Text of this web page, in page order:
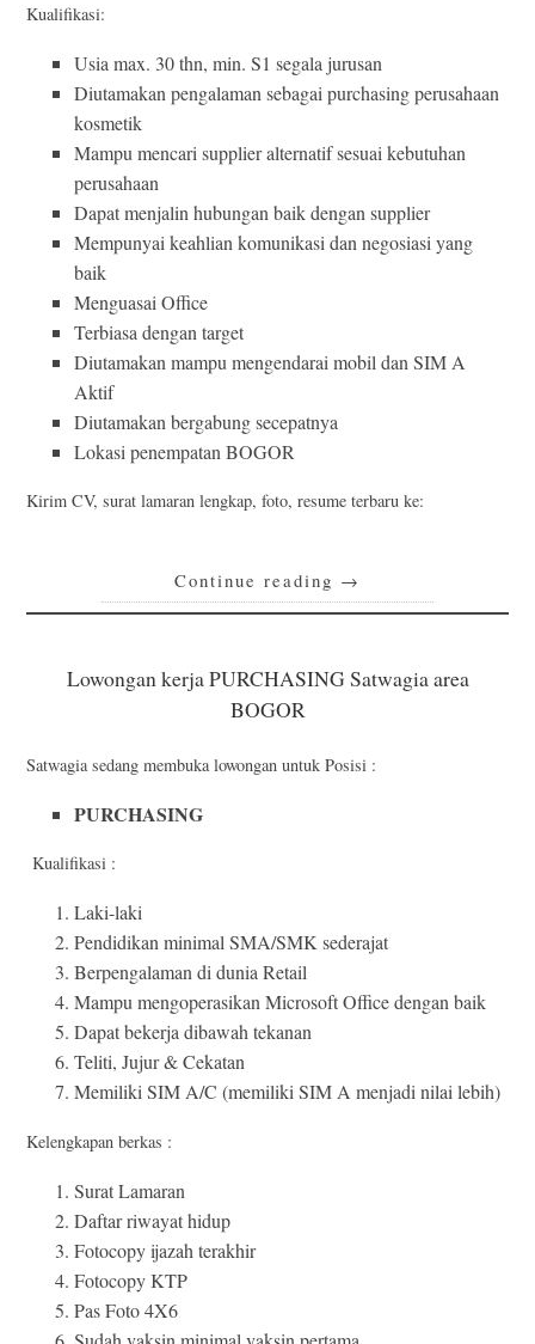
Kualifikasi:
Usia max. 30 thn, min. S1 segala jurusan
Diutamakan pengalaman sebagai purchasing perusahaan
kosmetik
Mampu mencari supplier alternatif sesuai kebutuhan
perusahaan
Dapat menjalin hubungan baik dengan supplier
Mempunyai keahlian komunikasi dan negosiasi yang
baik
Menguasai Office
Terbiasa dengan target
Diutamakan mampu mengendarai mobil dan SIM A
Aktif
Diutamakan bergabung secepatnya
Lokasi penempatan BOGOR
Kirim CV, surat lamaran lengkap, foto, resume terbaru ke:
Continue reading →
Lowongan kerja PURCHASING Satwagia area
BOGOR
Satwagia sedang membuka lowongan untuk Posisi :
PURCHASING
Kualifikasi :
Laki-laki
Pendidikan minimal SMA/SMK sederajat
Berpengalaman di dunia Retail
Mampu mengoperasikan Microsoft Office dengan baik
Dapat bekerja dibawah tekanan
Teliti, Jujur & Cekatan
Memiliki SIM A/C (memiliki SIM A menjadi nilai lebih)
Kelengkapan berkas :
Surat Lamaran
Daftar riwayat hidup
Fotocopy ijazah terakhir
Fotocopy KTP
Pas Foto 4X6